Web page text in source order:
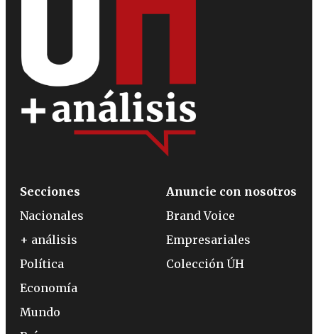
Secciones
Nacionales
+ análisis
Política
Economía
Mundo
Anuncie con nosotros
Brand Voice
Empresariales
Colección ÚH